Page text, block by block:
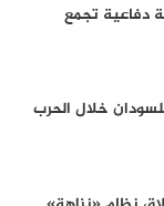
دفاعية تجمع
خلال الحرب